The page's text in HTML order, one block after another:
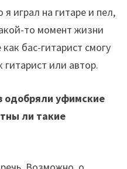
играл на гитаре и пел,
то момент жизни
бас-гитарист смогу
или автор.
одобряли уфимские
ли такие